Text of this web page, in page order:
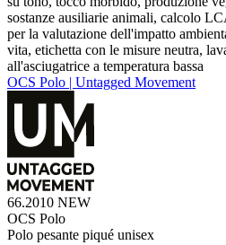
sostanze ausiliarie animali, calcolo
per la valutazione dell'impatto
vita, etichetta con le misure neutra,
all'asciugatrice a temperatura bassa
OCS Polo | Untagged Movement
66.2010 NEW
OCS Polo
Polo pesante piqué unisex